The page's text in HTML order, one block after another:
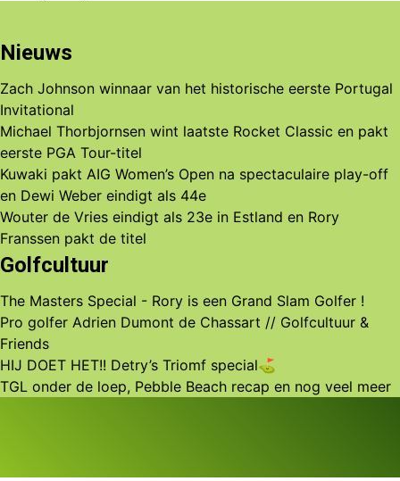
Nieuws
Zach Johnson winnaar van het historische eerste Portugal
Invitational
Michael Thorbjornsen wint laatste Rocket Classic en pakt
eerste PGA Tour-titel
Kuwaki pakt AIG Women’s Open na spectaculaire play-off
en Dewi Weber eindigt als 44e
Wouter de Vries eindigt als 23e in Estland en Rory
Franssen pakt de titel
Golfcultuur
The Masters Special - Rory is een Grand Slam Golfer !
Pro golfer Adrien Dumont de Chassart // Golfcultuur &
Friends
HIJ DOET HET!! Detry’s Triomf special⛳️
TGL onder de loep, Pebble Beach recap en nog veel meer